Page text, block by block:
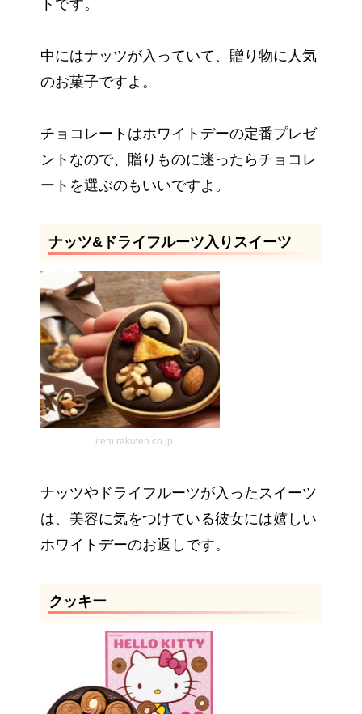
トです。
中にはナッツが入っていて、贈り物に人気
のお菓子ですよ。
チョコレートはホワイトデーの定番プレゼ
ントなので、贈りものに迷ったらチョコレ
ートを選ぶのもいいですよ。
ナッツ&ドライフルーツ入りスイーツ
item.rakuten.co.jp
ナッツやドライフルーツが入ったスイーツ
は、美容に気をつけている彼女には嬉しい
ホワイトデーのお返しです。
クッキー